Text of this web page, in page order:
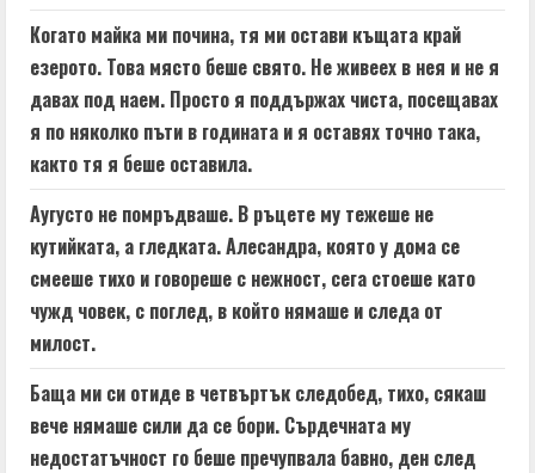
Когато майка ми почина, тя ми остави къщата край
езерото. Това място беше свято. Не живеех в нея и не я
давах под наем. Просто я поддържах чиста, посещавах
я по няколко пъти в годината и я оставях точно така,
както тя я беше оставила.
Аугусто не помръдваше. В ръцете му тежеше не
кутийката, а гледката. Алесандра, която у дома се
смееше тихо и говореше с нежност, сега стоеше като
чужд човек, с поглед, в който нямаше и следа от
милост.
Баща ми си отиде в четвъртък следобед, тихо, сякаш
вече нямаше сили да се бори. Сърдечната му
недостатъчност го беше пречупвала бавно, ден след